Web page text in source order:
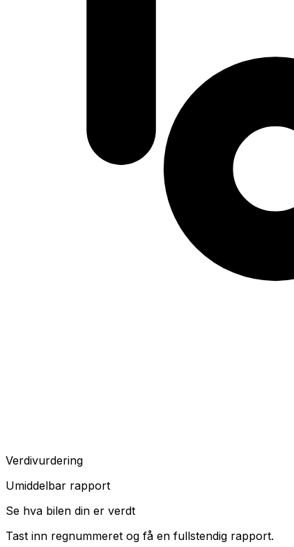
Verdivurdering
Umiddelbar rapport
Se hva bilen din er verdt
Tast inn regnummeret og få en fullstendig rapport.